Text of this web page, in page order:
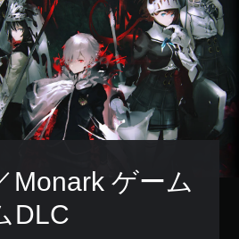
Monark ゲーム
DLC